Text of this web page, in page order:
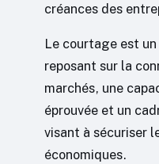
créances des
Le courtage est
reposant sur la
marchés, une
éprouvée et un
visant à sécuriser
économiques.